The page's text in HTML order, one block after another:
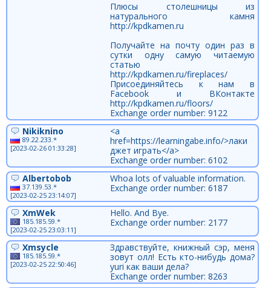
Плюсы столешницы из
натурального камня
http://kpdkamen.ru
Получайте на почту один раз в
сутки одну самую читаемую
статью
http://kpdkamen.ru/fireplaces/
Присоединяйтесь к нам в
Facebook и ВКонтакте
http://kpdkamen.ru/floors/
Exchange order number: 9122
Nikiknino
89.22.233.*
[2023-02-26 01:33:28]
<a
href=https://learningabe.info/>лаки
джет играть</a>
Exchange order number: 6102
Albertobob
37.139.53.*
[2023-02-25 23:14:07]
Whoa lots of valuable information.
Exchange order number: 6187
XmWek
185.185.59.*
[2023-02-25 23:03:11]
Hello. And Bye.
Exchange order number: 2177
Xmsycle
185.185.59.*
[2023-02-25 22:50:46]
Здравствуйте, книжный сэр, меня
зовут олл! Есть кто-нибудь дома?
yuri как ваши дела?
Exchange order number: 8263